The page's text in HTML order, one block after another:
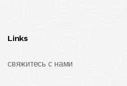
Links
свяжитесь с нами